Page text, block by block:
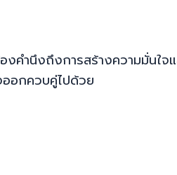
คำนึงถึงการสร้างความมั่น
อกควบคู่ไปด้วย